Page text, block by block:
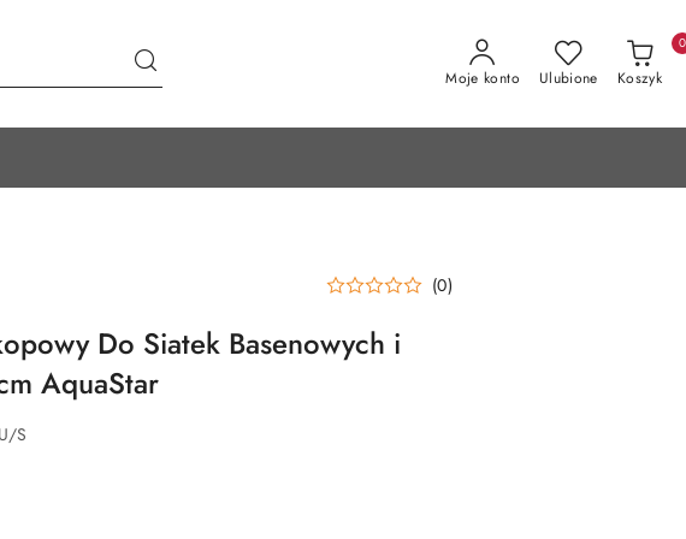
Moje konto Ulubione Koszyk
0
(0)
Do Siatek Basenowych i
AquaStar
S